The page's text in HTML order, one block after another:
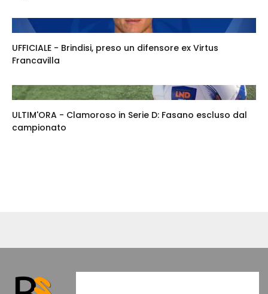
UFFICIALE - Brindisi, preso un difensore ex Virtus
Francavilla
ULTIM'ORA - Clamoroso in Serie D: Fasano escluso dal
campionato